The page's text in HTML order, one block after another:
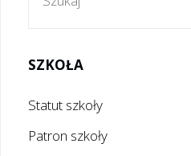
SZKOŁA
Statut szkoły
Patron szkoły